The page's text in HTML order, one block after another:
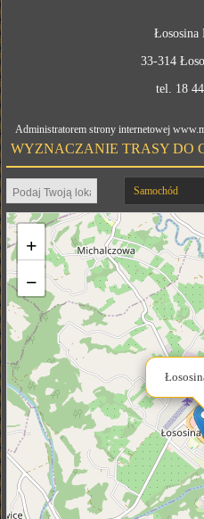
Łososina
33-314
tel. 18
Administratorem strony internetowej
WYZNACZANIE TRASY DO
Samochód
+
−